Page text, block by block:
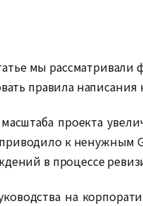
мы рассматривали
правила
проекта
к ненужным
в процессе
на